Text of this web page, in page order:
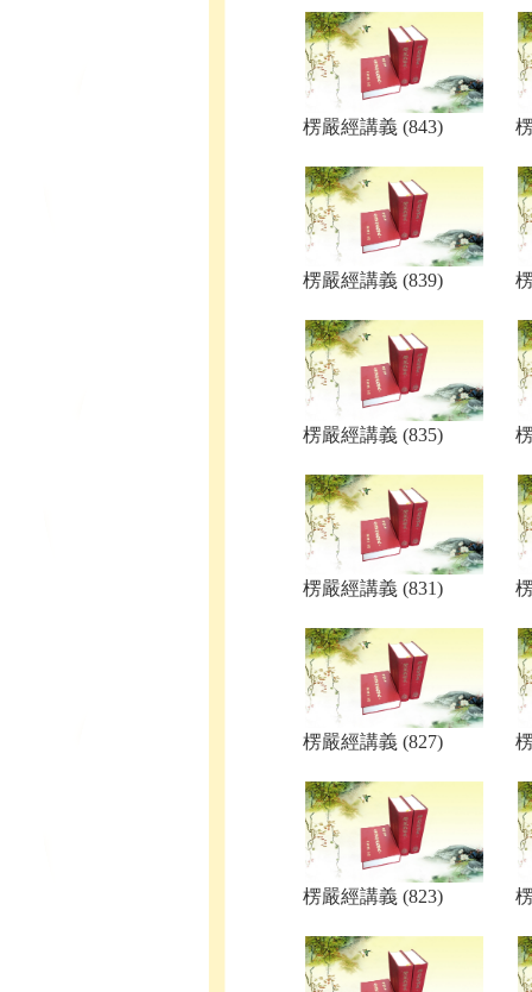
楞嚴經講義 (843)
楞嚴經講義 (839)
楞嚴經講義 (835)
楞嚴經講義 (831)
楞嚴經講義 (827)
楞嚴經講義 (823)